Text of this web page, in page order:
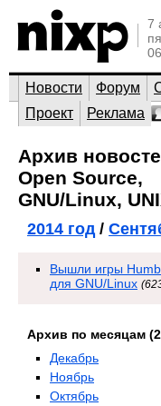
7
Новости Форум
Проект
Реклама
Архив
Open Source,
GNU/Linux,
2014 год/
Вышли игры
для GNU/Linux
Архив по месяцам
Декабрь
Ноябрь
Октябрь